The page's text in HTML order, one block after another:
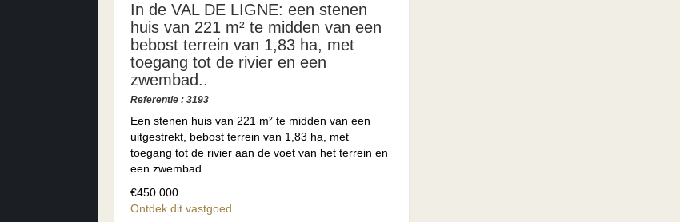
In de VAL DE LIGNE: een stenen
huis van 221 m² te midden van een
bebost terrein van 1,83 ha, met
toegang tot de rivier en een
zwembad..
Referentie : 3193
Een stenen huis van 221 m² te midden van een
uitgestrekt, bebost terrein van 1,83 ha, met
toegang tot de rivier aan de voet van het terrein en
een zwembad.
€450 000
Ontdek dit vastgoed